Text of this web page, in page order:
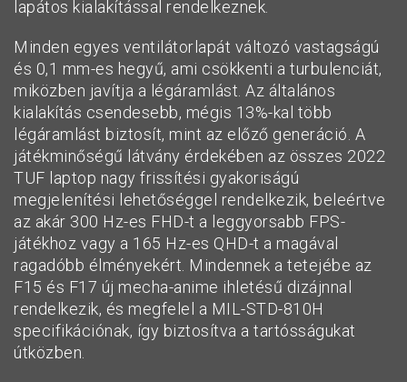
lapátos kialakítással rendelkeznek.
Minden egyes ventilátorlapát változó vastagságú
és 0,1 mm-es hegyű, ami csökkenti a turbulenciát,
miközben javítja a légáramlást. Az általános
kialakítás csendesebb, mégis 13%-kal több
légáramlást biztosít, mint az előző generáció. A
játékminőségű látvány érdekében az összes 2022
TUF laptop nagy frissítési gyakoriságú
megjelenítési lehetőséggel rendelkezik, beleértve
az akár 300 Hz-es FHD-t a leggyorsabb FPS-
játékhoz vagy a 165 Hz-es QHD-t a magával
ragadóbb élményekért. Mindennek a tetejébe az
F15 és F17 új mecha-anime ihletésű dizájnnal
rendelkezik, és megfelel a MIL-STD-810H
specifikációnak, így biztosítva a tartósságukat
útközben.